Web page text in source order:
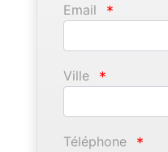
Email *
Ville *
Téléphone *